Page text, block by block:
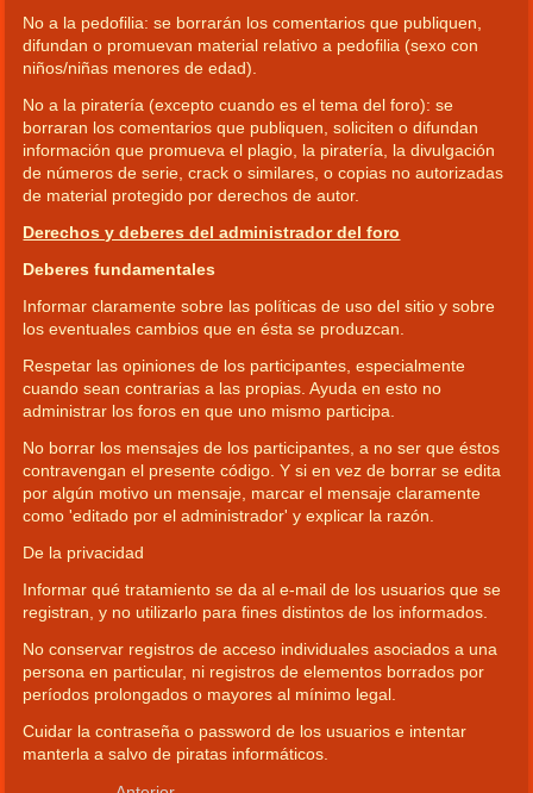
No a la pedofilia: se borrarán los comentarios que publiquen,
difundan o promuevan material relativo a pedofilia (sexo con
niños/niñas menores de edad).
No a la piratería (excepto cuando es el tema del foro): se
borraran los comentarios que publiquen, soliciten o difundan
información que promueva el plagio, la piratería, la divulgación
de números de serie, crack o similares, o copias no autorizadas
de material protegido por derechos de autor.
Derechos y deberes del administrador del foro
Deberes fundamentales
Informar claramente sobre las políticas de uso del sitio y sobre
los eventuales cambios que en ésta se produzcan.
Respetar las opiniones de los participantes, especialmente
cuando sean contrarias a las propias. Ayuda en esto no
administrar los foros en que uno mismo participa.
No borrar los mensajes de los participantes, a no ser que éstos
contravengan el presente código. Y si en vez de borrar se edita
por algún motivo un mensaje, marcar el mensaje claramente
como 'editado por el administrador' y explicar la razón.
De la privacidad
Informar qué tratamiento se da al e-mail de los usuarios que se
registran, y no utilizarlo para fines distintos de los informados.
No conservar registros de acceso individuales asociados a una
persona en particular, ni registros de elementos borrados por
períodos prolongados o mayores al mínimo legal.
Cuidar la contraseña o password de los usuarios e intentar
manterla a salvo de piratas informáticos.